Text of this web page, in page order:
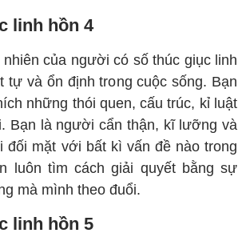
linh hồn 4
của người có số thúc giục linh
tự và ổn định trong cuộc sống. Bạn
những thói quen, cấu trúc, kỉ luật
Bạn là người cẩn thận, kĩ lưỡng và
đối mặt với bất kì vấn đề nào trong
luôn tìm cách giải quyết bằng sự
mà mình theo đuổi.
linh hồn 5